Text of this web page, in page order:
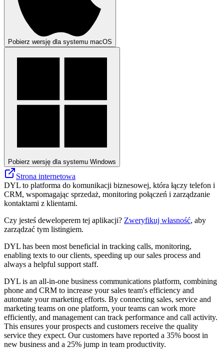
Pobierz wersję dla systemu macOS
Pobierz wersję dla systemu Windows
Strona internetowa
DYL to platforma do komunikacji biznesowej, która łączy telefon i
CRM, wspomagając sprzedaż, monitoring połączeń i zarządzanie
kontaktami z klientami.
Czy jesteś deweloperem tej aplikacji? Zweryfikuj własność, aby
zarządzać tym listingiem.
DYL has been most beneficial in tracking calls, monitoring,
enabling texts to our clients, speeding up our sales process and
always a helpful support staff.
DYL is an all-in-one business communications platform, combining
phone and CRM to increase your sales team's efficiency and
automate your marketing efforts. By connecting sales, service and
marketing teams on one platform, your teams can work more
efficiently, and management can track performance and call activity.
This ensures your prospects and customers receive the quality
service they expect. Our customers have reported a 35% boost in
new business and a 25% jump in team productivity.